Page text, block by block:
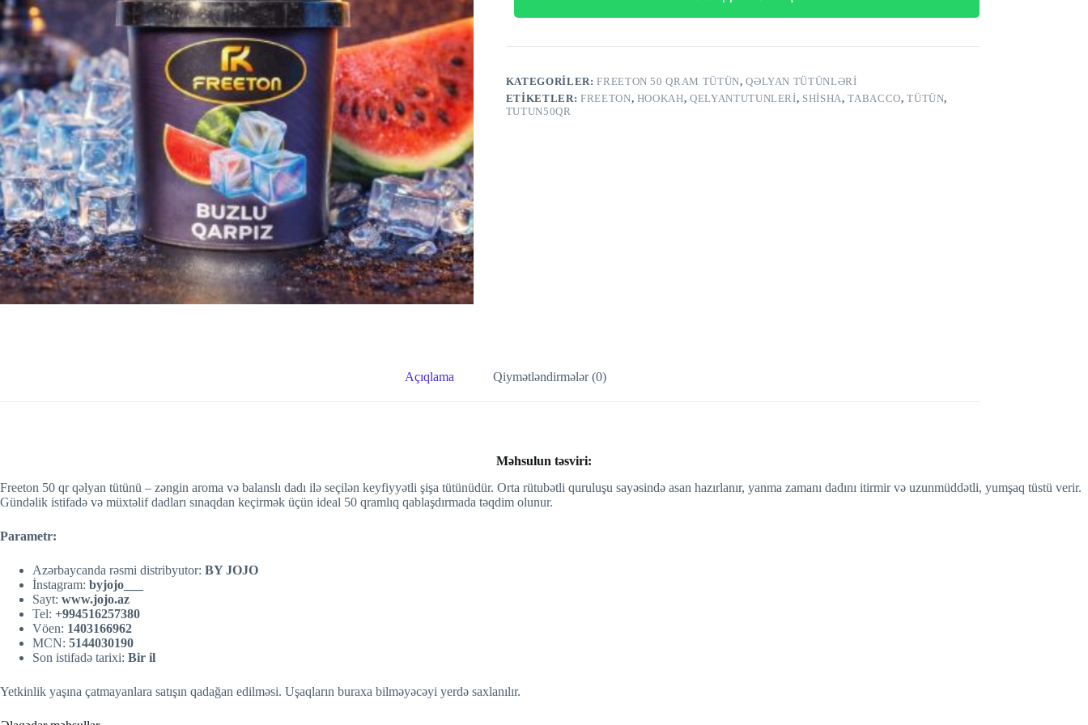
KATEGORILER:FREETON 50 QRAM TÜTÜN,QƏLYAN TÜTÜNLƏRI
ETIKETLER: FREETON, HOOKAH,QELYANTUTUNLERI, SHISHA,TABACCO,TÜTÜN,
TUTUN50QR
Açıqlama Qiymətləndirmələr (0)
Məhsulun təsviri:
Freeton 50 qr qəlyan tütünü – zəngin aroma və balanslı dadı ilə seçilən keyfiyyətli şişa tütünüdür. Orta rütubətli quruluşu sayəsində asan hazırlanır, yanma zamanı dadını itirmir və uzunmüddətli, yumşaq tüstü verir.
Gündəlik istifadə və müxtəlif dadları sınaqdan keçirmək üçün ideal 50 qramlıq qablaşdırmada təqdim olunur.
Parametr:
Azərbaycanda rəsmi distribyutor: BY JOJO
İnstagram: byjojo___
Sayt: www.jojo.az
Tel: +994516257380
Vöen: 1403166962
MCN: 5144030190
Son istifadə tarixi: Bir il
Yetkinlik yaşına çatmayanlara satışın qadağan edilməsi. Uşaqların buraxa bilməyəcəyi yerdə saxlanılır.